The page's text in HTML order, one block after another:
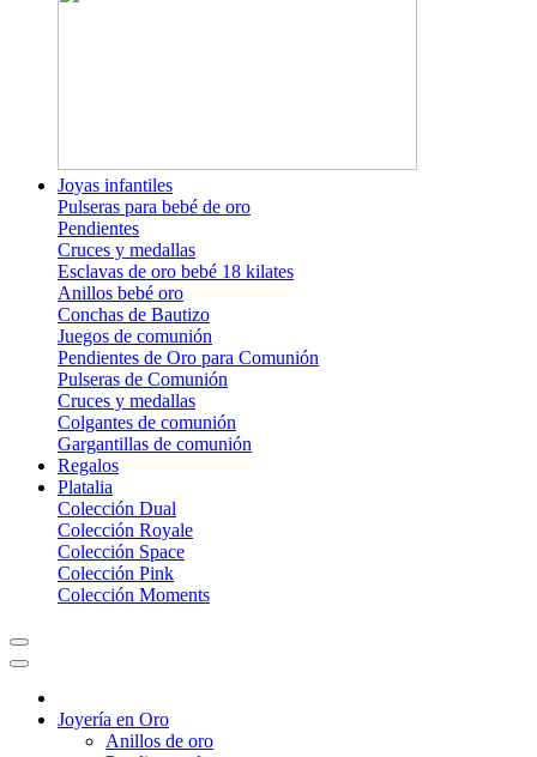
Joyas infantiles
Pulseras para bebé de oro
Pendientes
Cruces y medallas
Esclavas de oro bebé 18 kilates
Anillos bebé oro
Conchas de Bautizo
Juegos de comunión
Pendientes de Oro para Comunión
Pulseras de Comunión
Cruces y medallas
Colgantes de comunión
Gargantillas de comunión
Regalos
Platalia
Colección Dual
Colección Royale
Colección Space
Colección Pink
Colección Moments
Joyería en Oro
Anillos de oro